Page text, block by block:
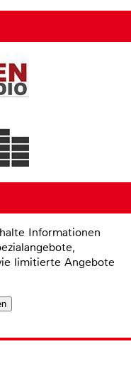
Informationen
limitierte Angebote